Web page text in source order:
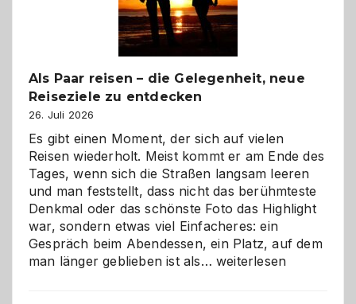
Als Paar reisen – die Gelegenheit, neue
Reiseziele zu entdecken
26. Juli 2026
Es gibt einen Moment, der sich auf vielen
Reisen wiederholt. Meist kommt er am Ende des
Tages, wenn sich die Straßen langsam leeren
und man feststellt, dass nicht das berühmteste
Denkmal oder das schönste Foto das Highlight
war, sondern etwas viel Einfacheres: ein
Gespräch beim Abendessen, ein Platz, auf dem
man länger geblieben ist als… Als
weiterlesen